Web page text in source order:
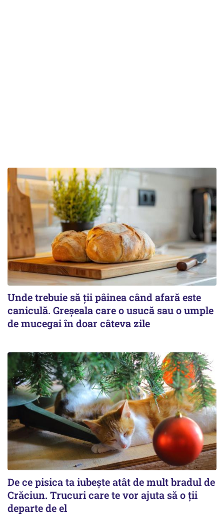
Unde trebuie să ții pâinea când afară este
caniculă. Greșeala care o usucă sau o umple
de mucegai în doar câteva zile
De ce pisica ta iubește atât de mult bradul de
Crăciun. Trucuri care te vor ajuta să o ții
departe de el